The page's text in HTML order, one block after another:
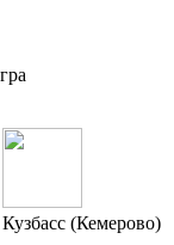
Кузбасс (Кемерово)